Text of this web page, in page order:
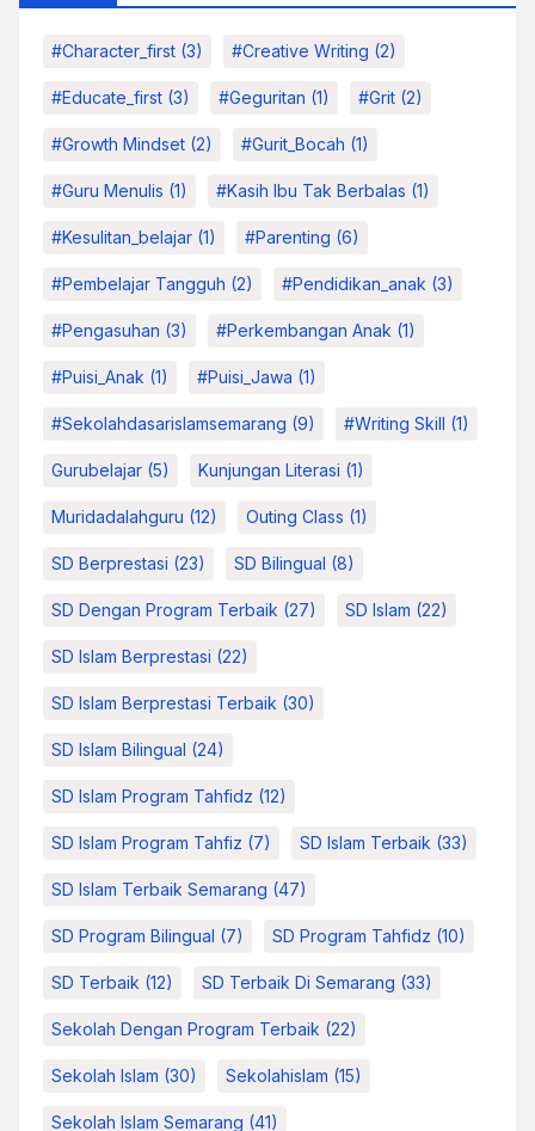
#character_first (3) #Creative Writing (2)
#educate_first (3) #Geguritan (1) #grit (2)
#growth Mindset (2) #Gurit_Bocah (1)
#Guru Menulis (1) #kasih Ibu Tak Berbalas (1)
#kesulitan_belajar (1) #parenting (6)
#pembelajar Tangguh (2) #pendidikan_anak (3)
#pengasuhan (3) #Perkembangan Anak (1)
#Puisi_Anak (1) #Puisi_Jawa (1)
#sekolahdasarislamsemarang (9) #Writing Skill (1)
Gurubelajar (5) Kunjungan Literasi (1)
Muridadalahguru (12) Outing Class (1)
SD Berprestasi (23) SD Bilingual (8)
SD Dengan Program Terbaik (27) SD Islam (22)
SD Islam Berprestasi (22)
SD Islam Berprestasi Terbaik (30)
SD Islam Bilingual (24)
SD Islam Program Tahfidz (12)
SD Islam Program Tahfiz (7) SD Islam Terbaik (33)
SD Islam Terbaik Semarang (47)
SD Program Bilingual (7) SD Program Tahfidz (10)
SD Terbaik (12) SD Terbaik Di Semarang (33)
Sekolah Dengan Program Terbaik (22)
Sekolah Islam (30) Sekolahislam (15)
Sekolah Islam Semarang (41)